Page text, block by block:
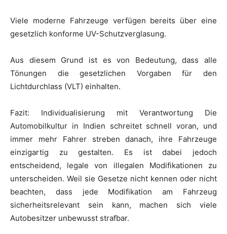
Viele moderne Fahrzeuge verfügen bereits über eine
gesetzlich konforme UV-Schutzverglasung.
Aus diesem Grund ist es von Bedeutung, dass alle
Tönungen die gesetzlichen Vorgaben für den
Lichtdurchlass (VLT) einhalten.
Fazit: Individualisierung mit Verantwortung Die
Automobilkultur in Indien schreitet schnell voran, und
immer mehr Fahrer streben danach, ihre Fahrzeuge
einzigartig zu gestalten. Es ist dabei jedoch
entscheidend, legale von illegalen Modifikationen zu
unterscheiden. Weil sie Gesetze nicht kennen oder nicht
beachten, dass jede Modifikation am Fahrzeug
sicherheitsrelevant sein kann, machen sich viele
Autobesitzer unbewusst strafbar.